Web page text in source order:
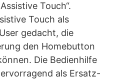
Touch“.
Touch als
gedacht, die
den Homebutton
Die Bedienhilfe
als Ersatz-